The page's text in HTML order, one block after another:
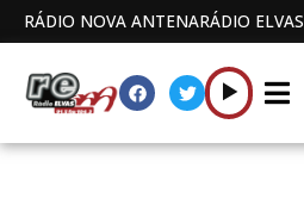
RÁDIO NOVA ANTENARÁDIO ELVAS